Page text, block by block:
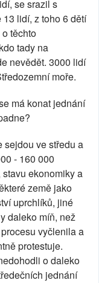
se srazil s
lidí, z toho 6 dětí
těchto
tady na
nevědět. 3000 lidí
moře.
má konat jednání
sejdou ve středu a
- 160 000
ekonomiky a
země jako
uprchlíků, jiné
daleko míň, než
vyčlenila a
protestuje.
o daleko
jednání